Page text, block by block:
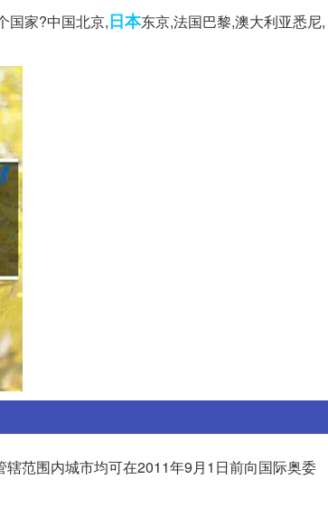
国家?中国北京,日本东京,法国巴黎,澳大利亚悉尼,
范围内城市均可在2011年9月1日前向国际奥委